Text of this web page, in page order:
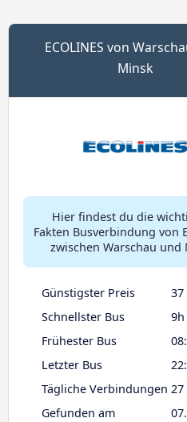
ECOLINES von
Minsk
Hier findest du die
Fakten Busverbindung von
zwischen Warschau und
Günstigster Preis
37
Schnellster Bus
Frühester Bus
Letzter Bus
Tägliche Verbindungen
Gefunden am